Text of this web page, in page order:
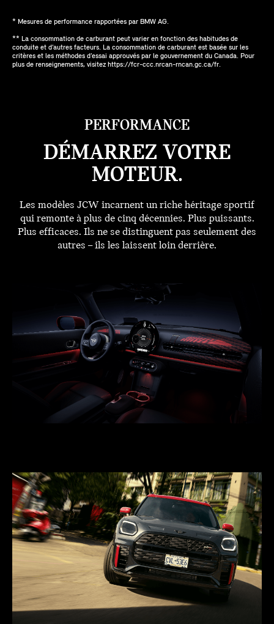
* Mesures de performance rapportées par BMW AG.
** La consommation de carburant peut varier en fonction des habitudes de
conduite et d’autres facteurs. La consommation de carburant est basée sur les
critères et les méthodes d’essai approuvés par le gouvernement du Canada. Pour
plus de renseignements, visitez https://fcr-ccc.nrcan-rncan.gc.ca/fr.
PERFORMANCE
DÉMARREZ VOTRE
MOTEUR.
Les modèles JCW incarnent un riche héritage sportif
qui remonte à plus de cinq décennies. Plus puissants.
Plus efficaces. Ils ne se distinguent pas seulement des
autres – ils les laissent loin derrière.